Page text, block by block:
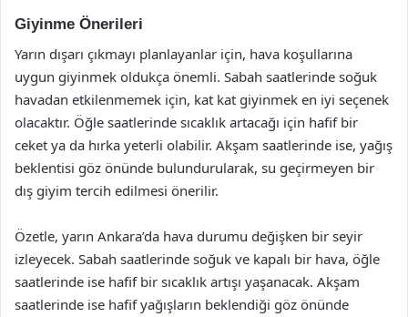
Giyinme Önerileri
Yarın dışarı çıkmayı planlayanlar için, hava koşullarına
uygun giyinmek oldukça önemli. Sabah saatlerinde soğuk
havadan etkilenmemek için, kat kat giyinmek en iyi seçenek
olacaktır. Öğle saatlerinde sıcaklık artacağı için hafif bir
ceket ya da hırka yeterli olabilir. Akşam saatlerinde ise, yağış
beklentisi göz önünde bulundurularak, su geçirmeyen bir
dış giyim tercih edilmesi önerilir.
Özetle, yarın Ankara’da hava durumu değişken bir seyir
izleyecek. Sabah saatlerinde soğuk ve kapalı bir hava, öğle
saatlerinde ise hafif bir sıcaklık artışı yaşanacak. Akşam
saatlerinde ise hafif yağışların beklendiği göz önünde